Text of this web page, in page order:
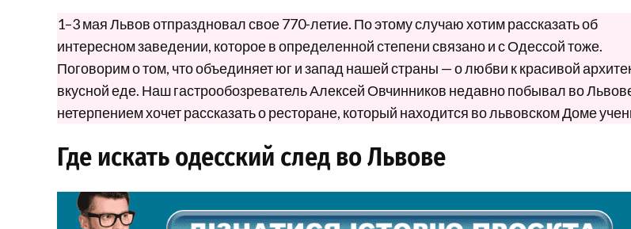
1–3 мая Львов отпраздновал свое 770-летие. По этому случаю хотим рассказать об
интересном заведении, которое в определенной степени связано и с Одессой тоже.
Поговорим о том, что объединяет юг и запад нашей страны — о любви к красивой
вкусной еде. Наш гастрообозреватель Алексей Овчинников недавно побывал во
нетерпением хочет рассказать о ресторане, который находится во львовском Доме
Где искать одесский след во Львове